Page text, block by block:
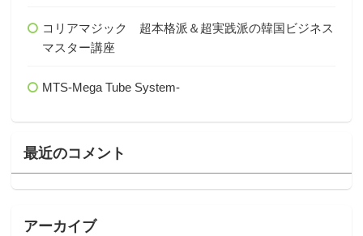
コリアマジック 超本格派＆超実践派の韓国ビジネス
マスター講座
MTS-Mega Tube System-
最近のコメント
アーカイブ